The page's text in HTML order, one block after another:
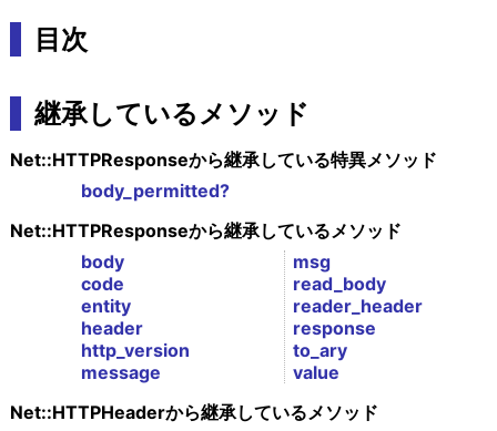
目次
継承しているメソッド
Net::HTTPResponseから継承している特異メソッド
body_permitted?
Net::HTTPResponseから継承しているメソッド
body
code
entity
header
http_version
message
msg
read_body
reader_header
response
to_ary
value
Net::HTTPHeaderから継承しているメソッド